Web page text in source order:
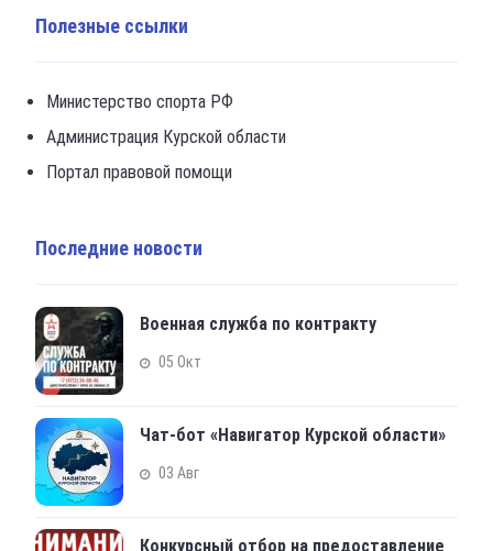
Полезные ссылки
Министерство спорта РФ
Администрация Курской области
Портал правовой помощи
Последние новости
Военная служба по контракту
05 Окт
Чат-бот «Навигатор Курской области»
03 Авг
Конкурсный отбор на предоставление